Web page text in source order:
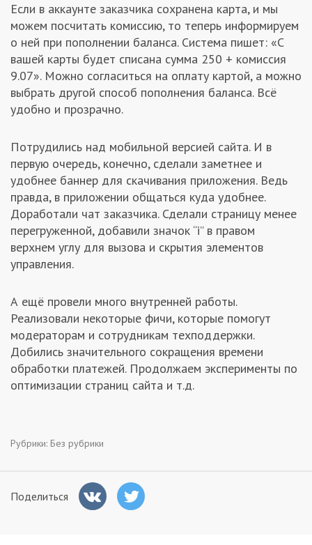
Если в аккаунте заказчика сохранена карта, и мы
можем посчитать комиссию, то теперь информируем
о ней при пополнении баланса. Система пишет: «С
вашей карты будет списана сумма 250 + комиссия
9.07». Можно согласиться на оплату картой, а можно
выбрать другой способ пополнения баланса. Всё
удобно и прозрачно.
Потрудились над мобильной версией сайта. И в
первую очередь, конечно, сделали заметнее и
удобнее баннер для скачивания приложения. Ведь
правда, в приложении общаться куда удобнее.
Доработали чат заказчика. Сделали страницу менее
перегруженной, добавили значок “i” в правом
верхнем углу для вызова и скрытия элементов
управления.
А ещё провели много внутренней работы.
Реализовали некоторые фичи, которые помогут
модераторам и сотрудникам техподдержки.
Добились значительного сокращения времени
обработки платежей. Продолжаем эксперименты по
оптимизации страниц сайта и т.д.
Рубрики: Без рубрики
Поделиться